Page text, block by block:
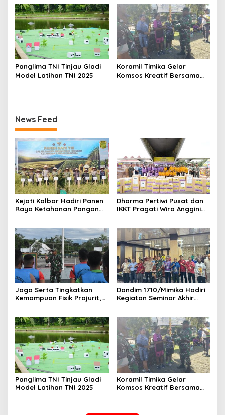
Tes Kesegaran Jasmani
Periodik II
Pembentukan Daerah
Otonomi Baru (DOB)
Panglima TNI Tinjau Gladi
Model Latihan TNI 2025
Koramil Timika Gelar
Komsos Kreatif Bersama
News Feed
Kejati Kalbar Hadiri Panen
Raya Ketahanan Pangan
Dharma Pertiwi Pusat dan
IKKT Pragati Wira Anggini
Terdampak Bencana di
Sumatera
Jaga Serta Tingkatkan
Kemampuan Fisik Prajurit,
Periodik II
Dandim 1710/Mimika Hadiri
Kegiatan Seminar Akhir
Otonomi Baru (DOB)
Panglima TNI Tinjau Gladi
Model Latihan TNI 2025
Koramil Timika Gelar
Komsos Kreatif Bersama